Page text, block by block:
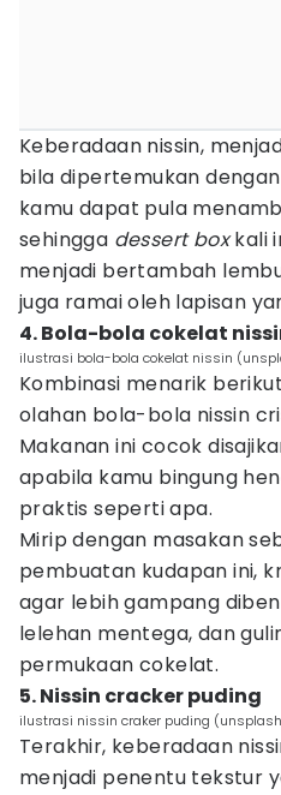
Keberadaan nissin,
bila dipertemukan
kamu dapat pula
sehingga dessert boxkali
menjadi bertambah
juga ramai oleh lapisan
4. Bola-bola cokelat
ilustrasi bola-bola cokelat nissin
Kombinasi menarik
olahan bola-bola nissin
Makanan ini cocok
apabila kamu bingung
praktis seperti apa.
Mirip dengan masakan
pembuatan kudapan ini,
agar lebih gampang
lelehan mentega, dan
permukaan cokelat.
5. Nissin cracker puding
ilustrasi nissin craker puding
Terakhir, keberadaan
menjadi penentu tekstur